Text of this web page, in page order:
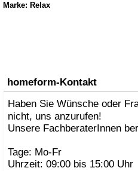
Marke: Relax
homeform-Kontakt
Haben Sie Wünsche oder
nicht, uns anzurufen!
Unsere FachberaterInnen
Tage: Mo-Fr
Uhrzeit: 09:00 bis 15:00 Uhr